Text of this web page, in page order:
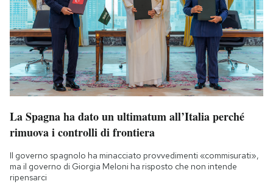
La Spagna ha dato un ultimatum all’Italia perché
rimuova i controlli di frontiera
Il governo spagnolo ha minacciato provvedimenti «commisurati»,
ma il governo di Giorgia Meloni ha risposto che non intende
ripensarci